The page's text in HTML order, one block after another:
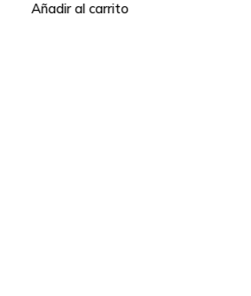
Añadir al carrito